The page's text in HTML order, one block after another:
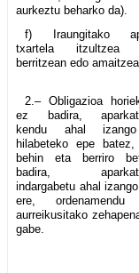
aurkeztu beharko da).
f) Iraungitako
txartela itzultzea
berritzean edo
2.– Obligazioa
ez badira,
kendu ahal
hilabeteko epe
behin eta berriro
badira,
indargabetu ahal
ere, ordenamendu
aurreikusitako
gabe.